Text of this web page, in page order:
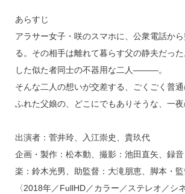
あらすじ
アラサー女子・咲のスマホに、公衆電話か
る。その相手は離れて暮らす父の静夫だっ
した似た者同士の不器用な二人―――。
そんな二人の想いが交差する、ごくごく普
ふれた父娘の、どこにでもありそうな、一夜
出演者：菅井玲、入江崇史、貴玖代
企画・製作：松本動、撮影：池田直矢、録
楽：鈴木光男、助監督：大滝朋恵、脚本・
〈2018年／FullHD／カラー／ステレオ／シ